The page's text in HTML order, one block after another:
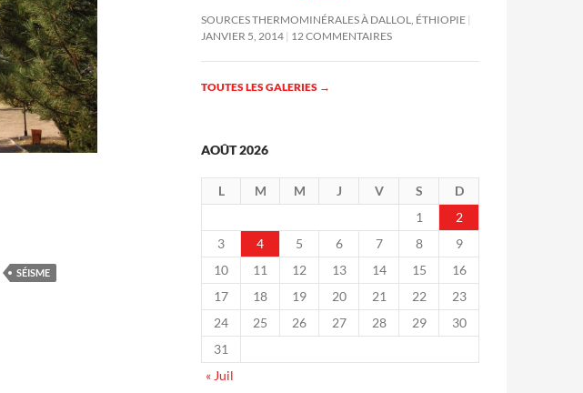
SÉISME
SOURCES THERMOMINÉRALES À DALLOL, ÉTHIOPIE
JANVIER 5, 2014 12 COMMENTAIRES
TOUTES LES GALERIES →
AOÛT 2026
L M M J V S
D
1
2
3
4 5 6 7 8
9
10
11 12 13 14 15
16
17
18 19 20 21 22
23
24
25 26 27 28 29
30
31
« Juil